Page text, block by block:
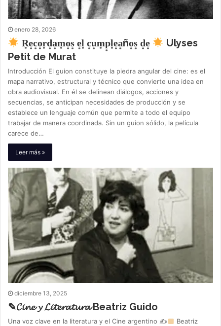
enero 28, 2026
R͙e͙c͙o͙r͙d͙a͙m͙o͙s͙ e͙l͙ c͙u͙m͙p͙l͙e͙a͙ño͙s͙ d͙e͙
Ulyses
Petit de Murat
Introducción El guion constituye la piedra angular del cine: es el
mapa narrativo, estructural y técnico que convierte una idea en
obra audiovisual. En él se delinean diálogos, acciones y
secuencias, se anticipan necesidades de producción y se
establece un lenguaje común que permite a todo el equipo
trabajar de manera coordinada. Sin un guion sólido, la película
carece de…
Leer más »
diciembre 13, 2025
✎𝓒𝓲𝓷𝓮 𝔂 𝓛𝓲𝓽𝓮𝓻𝓪𝓽𝓾𝓻𝓪 Beatriz Guido
Una voz clave en la literatura y el Cine argentino ✍
Beatriz